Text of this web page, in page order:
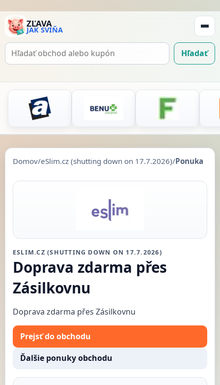
ZĽAVA
JAK SVIŇA
Hľadať
Hľadať
Domov/eSlim.cz (shutting down on 17.7.2026)/Ponuka
ESLIM.CZ (SHUTTING DOWN ON 17.7.2026)
Doprava zdarma přes
Zásilkovnu
Doprava zdarma přes Zásilkovnu
Prejsť do obchodu
Ďalšie ponuky obchodu